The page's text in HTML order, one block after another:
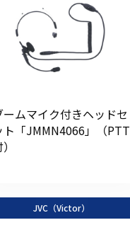
ームマイク付きヘッドセ
ト「JMMN4066」（PTT
JVC（Victor）